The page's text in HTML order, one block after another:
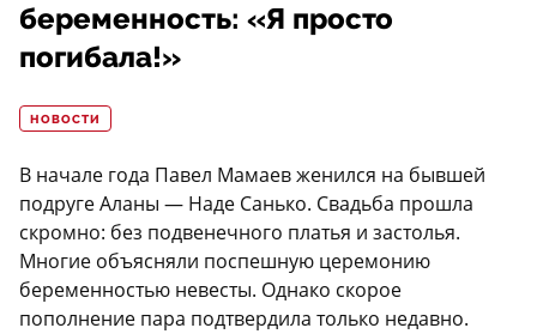
беременность: «Я просто
погибала!»
НОВОСТИ
В начале года Павел Мамаев женился на бывшей
подруге Аланы — Наде Санько. Свадьба прошла
скромно: без подвенечного платья и застолья.
Многие объясняли поспешную церемонию
беременностью невесты. Однако скорое
пополнение пара подтвердила только недавно.